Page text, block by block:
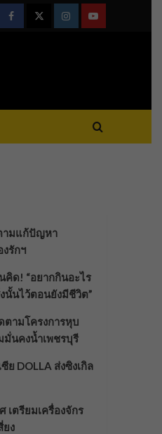
FacebookTwitterInstagramYoutube
ามแก้ปัญหา
รักฯ
คิด! “อยากกินอะไร
นั้นไว้ตอนยังมีชีวิต”
ตามโครงการหุบ
มั่นคงน้ำเพชรบุรี
ย DOLLA ส่งซิงเกิล
เตรียมเครื่องจักร
ยง